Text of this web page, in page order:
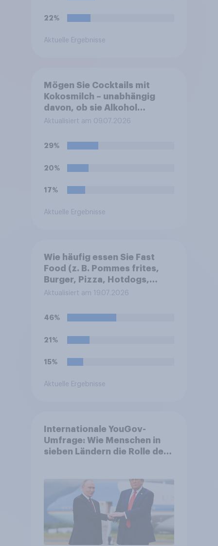
22%
Aktuelle Ergebnisse
Mögen Sie Cocktails mit
Kokosmilch – unabhängig
davon, ob sie Alkohol
enthalten oder alkoholfrei
Aktualisiert am 09.07.2026
29%
20%
17%
Aktuelle Ergebnisse
Wie häufig essen Sie Fast
Food (z. B. Pommes frites,
Burger, Pizza, Hotdogs,
Chicken Nuggets oder
Aktualisiert am 19.07.2026
46%
21%
15%
Aktuelle Ergebnisse
Internationale YouGov-
Umfrage: Wie Menschen in
sieben Ländern die Rolle der
Bedrohungen und Bündnisse
bewerten